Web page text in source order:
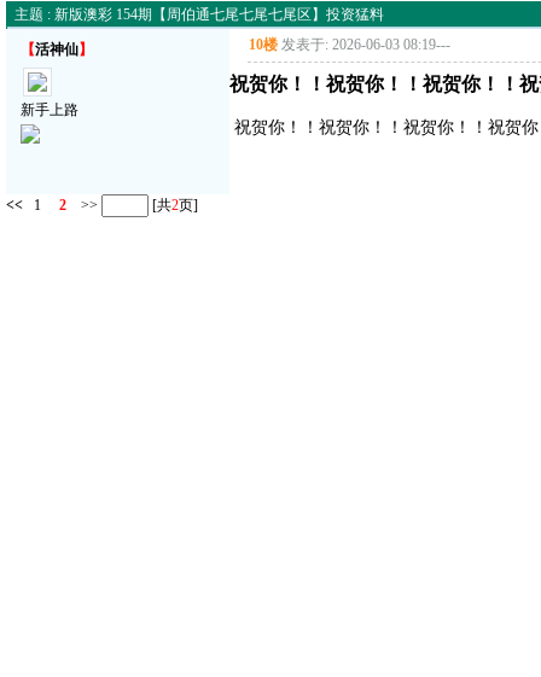
主题 : 新版澳彩 154期【周伯通七尾七尾七尾区】投资猛料
【活神仙】
新手上路
10楼 发表于: 2026-06-03 08:19---
祝贺你！！祝贺你！！祝贺你！！
祝贺你！！祝贺你！！祝贺你！！祝贺
<< 1 2 >> [共2页]